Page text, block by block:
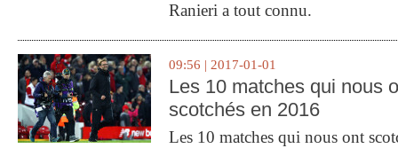
Ranieri a tout connu.
09:56 | 2017-01-01
Les 10 matches qui nous
scotchés en 2016
Les 10 matches qui nous ont